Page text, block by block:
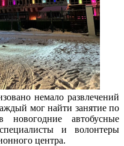
немало развлечений
мог найти занятие по
автобусные
и волонтеры
центра.